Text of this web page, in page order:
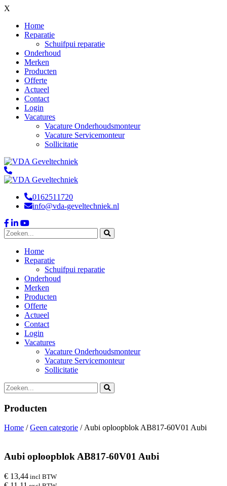
X
Home
Reparatie
Schuifpui reparatie
Onderhoud
Merken
Producten
Offerte
Actueel
Contact
Login
Vacatures
Vacature Onderhoudsmonteur
Vacature Servicemonteur
Sollicitatie
0162511720
info@vda-geveltechniek.nl
Home
Reparatie
Schuifpui reparatie
Onderhoud
Merken
Producten
Offerte
Actueel
Contact
Login
Vacatures
Vacature Onderhoudsmonteur
Vacature Servicemonteur
Sollicitatie
Producten
Home /Geen categorie / Aubi oploopblok AB817-60V01 Aubi
Aubi oploopblok AB817-60V01 Aubi
€ 13,44 incl BTW